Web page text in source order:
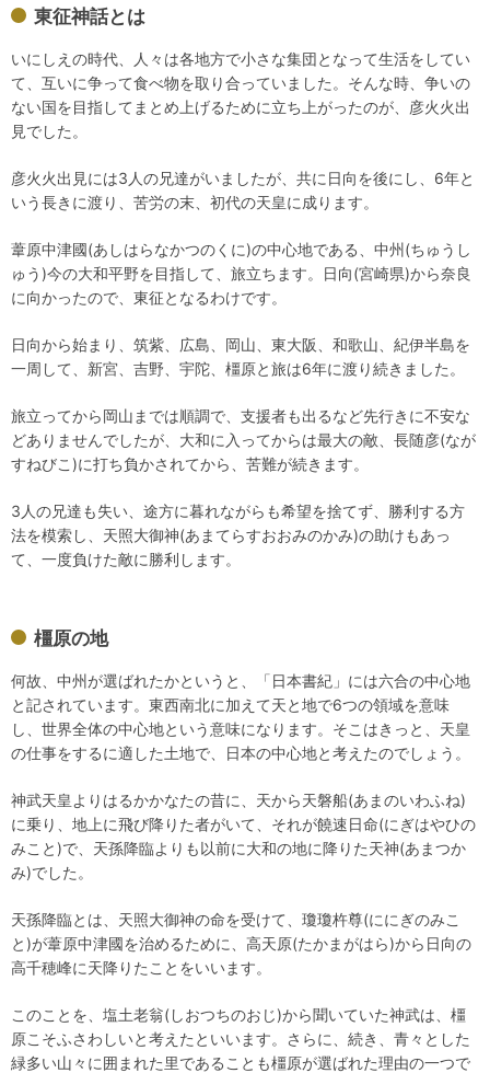
東征神話とは
いにしえの時代、人々は各地方で小さな集団となって生活をしてい
て、互いに争って食べ物を取り合っていました。そんな時、争いの
ない国を目指してまとめ上げるために立ち上がったのが、彦火火出
見でした。
彦火火出見には3人の兄達がいましたが、共に日向を後にし、6年と
いう長きに渡り、苦労の末、初代の天皇に成ります。
葦原中津國(あしはらなかつのくに)の中心地である、中州(ちゅうし
ゅう)今の大和平野を目指して、旅立ちます。日向(宮崎県)から奈良
に向かったので、東征となるわけです。
日向から始まり、筑紫、広島、岡山、東大阪、和歌山、紀伊半島を
一周して、新宮、吉野、宇陀、橿原と旅は6年に渡り続きました。
旅立ってから岡山までは順調で、支援者も出るなど先行きに不安な
どありませんでしたが、大和に入ってからは最大の敵、長随彦(なが
すねびこ)に打ち負かされてから、苦難が続きます。
3人の兄達も失い、途方に暮れながらも希望を捨てず、勝利する方
法を模索し、天照大御神(あまてらすおおみのかみ)の助けもあっ
て、一度負けた敵に勝利します。
橿原の地
何故、中州が選ばれたかというと、「日本書紀」には六合の中心地
と記されています。東西南北に加えて天と地で6つの領域を意味
し、世界全体の中心地という意味になります。そこはきっと、天皇
の仕事をするに適した土地で、日本の中心地と考えたのでしょう。
神武天皇よりはるかかなたの昔に、天から天磐船(あまのいわふね)
に乗り、地上に飛び降りた者がいて、それが饒速日命(にぎはやひの
みこと)で、天孫降臨よりも以前に大和の地に降りた天神(あまつか
み)でした。
天孫降臨とは、天照大御神の命を受けて、瓊瓊杵尊(ににぎのみこ
と)が葦原中津國を治めるために、高天原(たかまがはら)から日向の
高千穂峰に天降りたことをいいます。
このことを、塩土老翁(しおつちのおじ)から聞いていた神武は、橿
原こそふさわしいと考えたといいます。さらに、続き、青々とした
緑多い山々に囲まれた里であることも橿原が選ばれた理由の一つで